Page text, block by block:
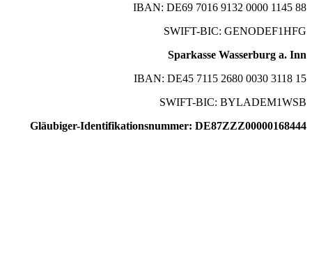
IBAN: DE69 7016 9132 0000 1145 88
SWIFT-BIC: GENODEF1HFG
Sparkasse Wasserburg a. Inn
IBAN: DE45 7115 2680 0030 3118 15
SWIFT-BIC: BYLADEM1WSB
Gläubiger-Identifikationsnummer: DE87ZZZ00000168444